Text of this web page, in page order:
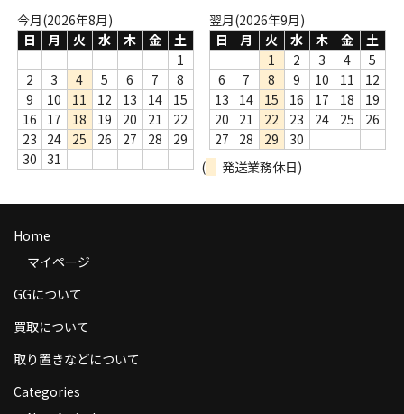
Webのみ no.2
Webのみ no.3
Webのみ no.4
売り切れ
Help
送料
商品の発送
返品
コンディション
Privacy Policy
今月(2026年8月)
日
月 火 水 木 金
土
1
2
3 4 5 6 7
8
9
10 11 12 13 14
15
16
17 18 19 20 21
22
23
24 25 26 27 28
29
30
31
翌月(2026年9月)
日
月 火 水 木 金
土
1
2 3 4
5
6
7 8 9 10 11
12
13
14 15 16 17 18
19
20
21 22 23 24 25
26
27
28 29
30
(
発送業務休日)
Home
マイページ
GGについて
買取について
取り置きなどについて
Categories